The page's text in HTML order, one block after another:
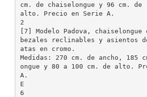
cm. de chaiselongue y 96 cm. de
alto. Precio en Serie A.
2
[7] Modelo Padova, chaiselongue
bezales reclinables y asientos
atas en cromo.
Medidas: 270 cm. de ancho, 185
ongue y 80 a 100 cm. de alto.
A.
E
6